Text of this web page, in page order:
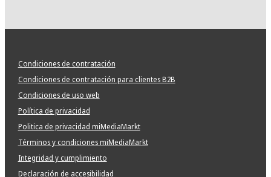
Condiciones de contratación
Condiciones de contratación para clientes B2B
Condiciones de uso web
Política de privacidad
Politica de privacidad miMediaMarkt
Términos y condiciones miMediaMarkt
Integridad y cumplimiento
Declaración de accesibilidad